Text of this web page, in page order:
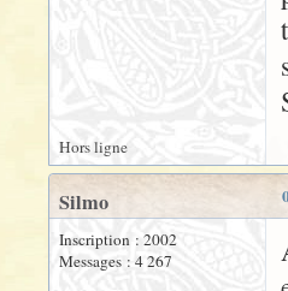
Hors ligne
Silmo
Inscription : 2002
Messages : 4 267